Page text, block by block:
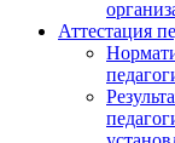
Аттестация